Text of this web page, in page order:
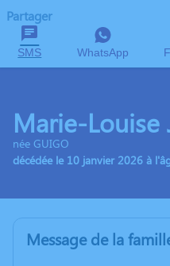
Partager
SMS WhatsApp
Marie-Louise
née GUIGO
décédée le 10 janvier 2026 à
Message de la